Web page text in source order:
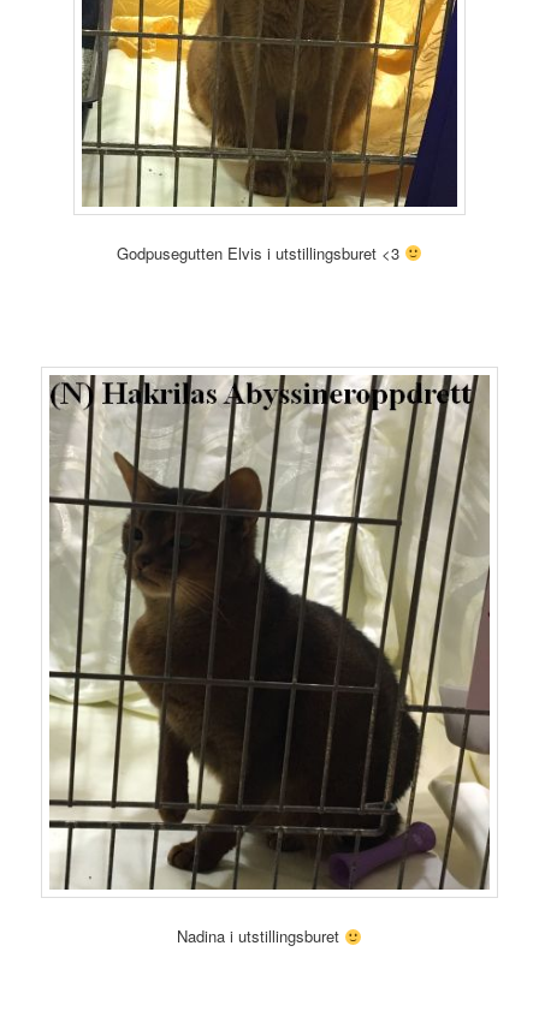
Godpusegutten Elvis i utstillingsburet <3
Nadina i utstillingsburet